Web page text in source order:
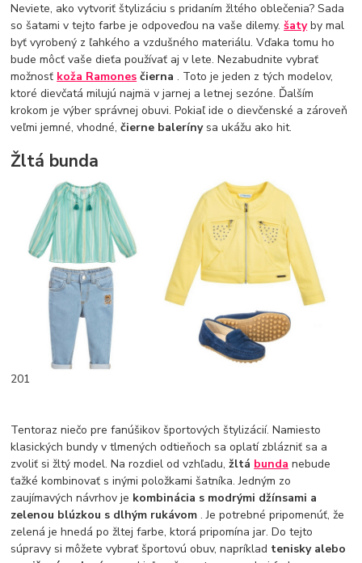
Neviete, ako vytvoriť štylizáciu s pridaním žltého oblečenia? Sada
so šatami v tejto farbe je odpoveďou na vaše dilemy.šatyby mal
byť vyrobený z ľahkého a vzdušného materiálu. Vďaka tomu ho
bude môcť vaše dieťa používať aj v lete. Nezabudnite vybrať
možnosť koža Ramones čierna. Toto je jeden z tých modelov,
ktoré dievčatá milujú najmä v jarnej a letnej sezóne. Ďalším
krokom je výber správnej obuvi. Pokiaľ ide o dievčenské a zároveň
veľmi jemné, vhodné,čierne baleríny sa ukážu ako hit.
Žltá bunda
201
Tentoraz niečo pre fanúšikov športových štylizácií. Namiesto
klasických bundy v tlmených odtieňoch sa oplatí zblázniť sa a
zvoliť si žltý model. Na rozdiel od vzhľadu,žltá bunda nebude
ťažké kombinovať s inými položkami šatníka. Jedným zo
zaujímavých návrhov je kombinácia s modrými džínsami a
zelenou blúzkou s dlhým rukávom. Je potrebné pripomenúť, že
zelená je hnedá po žltej farbe, ktorá pripomína jar. Do tejto
súpravy si môžete vybrať športovú obuv, napríklad tenisky alebo